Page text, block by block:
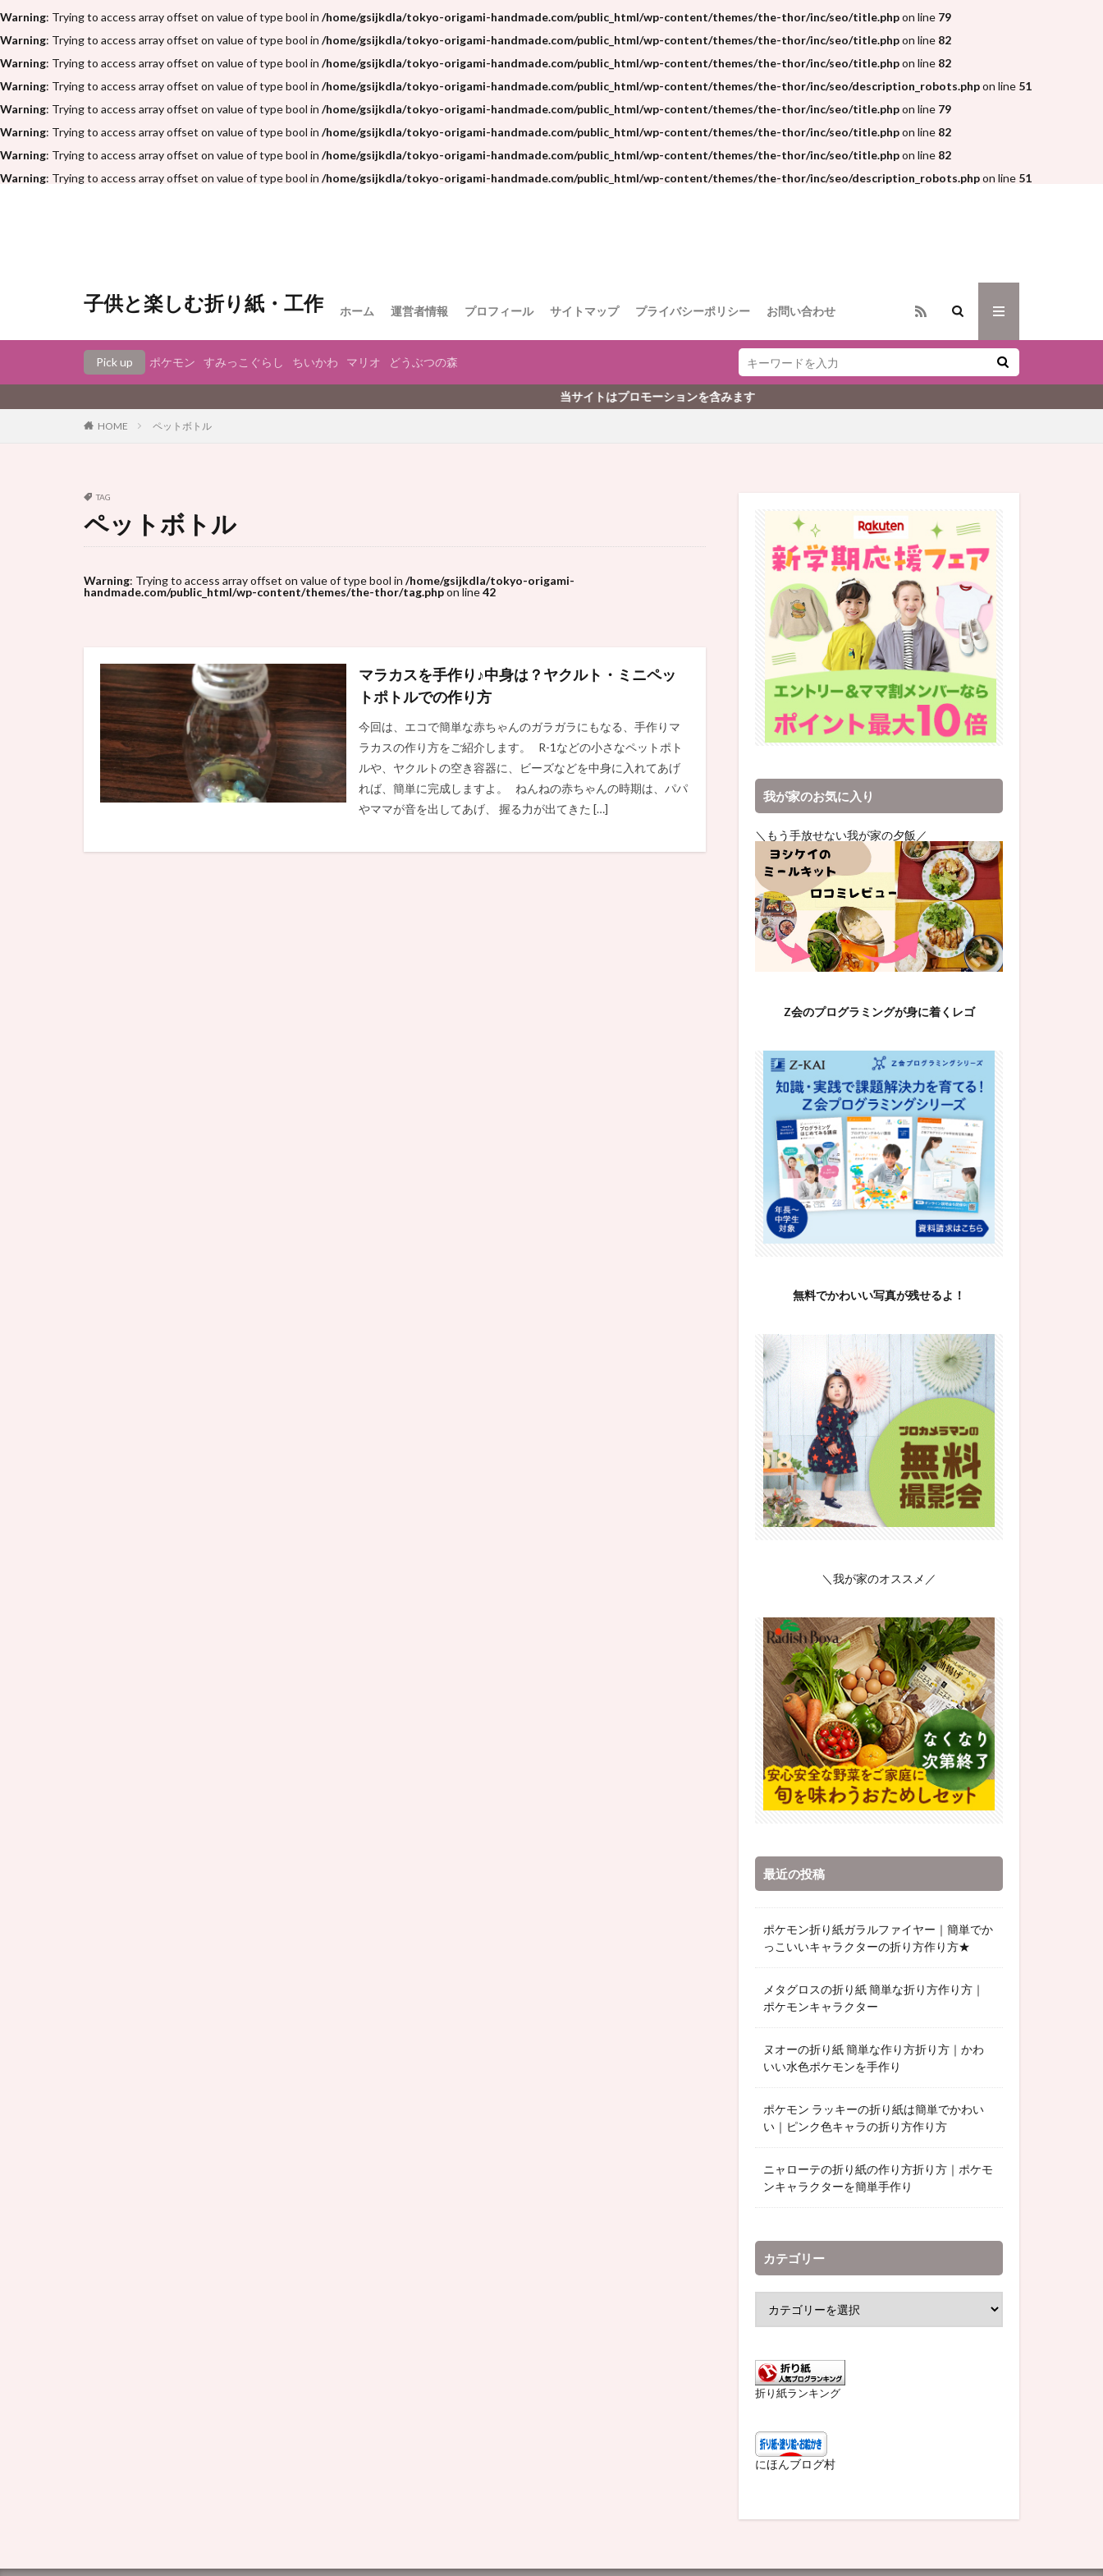
Warning: Trying to access array offset on value of type bool in /home/gsijkdla/tokyo-origami-handmade.com/public_html/wp-content/themes/the-thor/inc/seo/title.phpon line 79
Warning: Trying to access array offset on value of type bool in /home/gsijkdla/tokyo-origami-handmade.com/public_html/wp-content/themes/the-thor/inc/seo/title.phpon line 82
Warning: Trying to access array offset on value of type bool in /home/gsijkdla/tokyo-origami-handmade.com/public_html/wp-content/themes/the-thor/inc/seo/title.phpon line 82
Warning: Trying to access array offset on value of type bool in /home/gsijkdla/tokyo-origami-handmade.com/public_html/wp-content/themes/the-thor/inc/seo/description_robots.phpon line 51
Warning: Trying to access array offset on value of type bool in /home/gsijkdla/tokyo-origami-handmade.com/public_html/wp-content/themes/the-thor/inc/seo/title.phpon line 79
Warning: Trying to access array offset on value of type bool in /home/gsijkdla/tokyo-origami-handmade.com/public_html/wp-content/themes/the-thor/inc/seo/title.phpon line 82
Warning: Trying to access array offset on value of type bool in /home/gsijkdla/tokyo-origami-handmade.com/public_html/wp-content/themes/the-thor/inc/seo/title.phpon line 82
Warning: Trying to access array offset on value of type bool in /home/gsijkdla/tokyo-origami-handmade.com/public_html/wp-content/themes/the-thor/inc/seo/description_robots.phpon line 51
子供と楽しむ折り紙・工作 ホーム 運営者情報 プロフィール サイトマップ プライバシーポリシー お問い合わせ
Pick up ポケモン すみっこぐらし ちいかわ マリオ どうぶつの森
当サイトはプロモーションを含みます
HOME ペットボトル
TAG
ペットボトル
Warning: Trying to access array offset on value of type bool in /home/gsijkdla/tokyo-origami-
handmade.com/public_html/wp-content/themes/the-thor/tag.phpon line42
マラカスを手作り♪中身は？ヤクルト・ミニペッ
トポトルでの作り方
今回は、エコで簡単な赤ちゃんのガラガラにもなる、手作りマ
ラカスの作り方をご紹介します。 R-1などの小さなペットポト
ルや、ヤクルトの空き容器に、ビーズなどを中身に入れてあげ
れば、簡単に完成しますよ。 ねんねの赤ちゃんの時期は、パパ
やママが音を出してあげ、 握る力が出てきた […]
我が家のお気に入り
＼もう手放せない我が家の夕飯／
Z会のプログラミングが身に着くレゴ
無料でかわいい写真が残せるよ！
＼我が家のオススメ／
最近の投稿
ポケモン折り紙ガラルファイヤー｜簡単でか
っこいいキャラクターの折り方作り方★
メタグロスの折り紙 簡単な折り方作り方｜
ポケモンキャラクター
ヌオーの折り紙 簡単な作り方折り方｜かわ
いい水色ポケモンを手作り
ポケモン ラッキーの折り紙は簡単でかわい
い｜ピンク色キャラの折り方作り方
ニャローテの折り紙の作り方折り方｜ポケモ
ンキャラクターを簡単手作り
カテゴリー
折り紙ランキング
にほんブログ村